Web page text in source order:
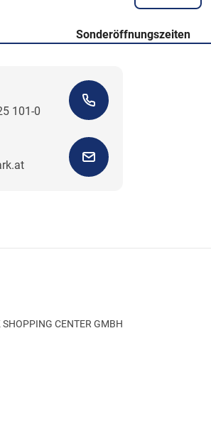
Sonderöffnungszeiten
101-0
CENTER GMBH